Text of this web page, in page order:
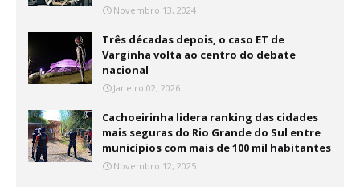
Novembro 13, 2024
Três décadas depois, o caso ET de
Varginha volta ao centro do debate
nacional
Janeiro 02, 2026
Cachoeirinha lidera ranking das cidades
mais seguras do Rio Grande do Sul entre
municípios com mais de 100 mil habitantes
Novembro 12, 2025